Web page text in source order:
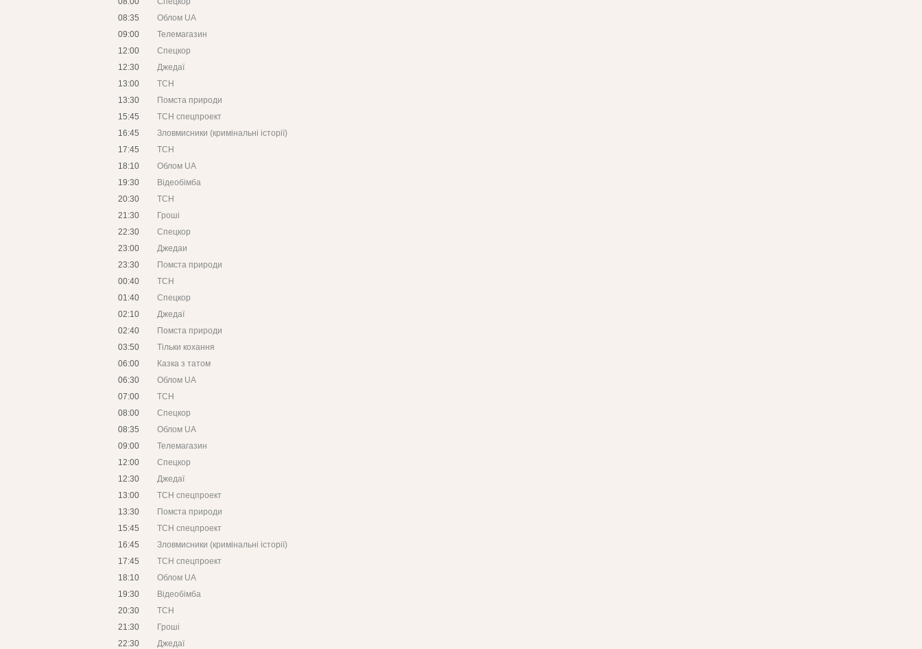
08:35
Облом UA
09:00
Телемагазин
12:00
Спецкор
12:30
Джедаї
13:00
ТСН
13:30
Помста природи
15:45
ТСН спецпроект
16:45
Зловмисники (кримінальні історії)
17:45
ТСН
18:10
Облом UA
19:30
Відеобімба
20:30
ТСН
21:30
Гроші
22:30
Спецкор
23:00
Джедаи
23:30
Помста природи
00:40
ТСН
01:40
Спецкор
02:10
Джедаї
02:40
Помста природи
03:50
Тільки кохання
06:00
Казка з татом
06:30
Облом UA
07:00
ТСН
08:00
Спецкор
08:35
Облом UA
09:00
Телемагазин
12:00
Спецкор
12:30
Джедаї
13:00
ТСН спецпроект
13:30
Помста природи
15:45
ТСН спецпроект
16:45
Зловмисники (кримінальні історії)
17:45
ТСН спецпроект
18:10
Облом UA
19:30
Відеобімба
20:30
ТСН
21:30
Гроші
22:30
Джедаї